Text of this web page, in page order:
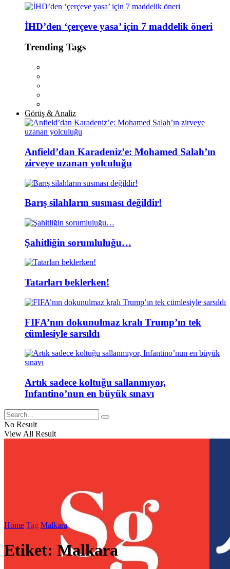
İHD’den ‘çerçeve yasa’ için 7 maddelik öneri
Trending Tags
Görüş & Analiz
Anfield’dan Karadeniz’e: Mohamed Salah’ın
zirveye uzanan yolculuğu
Barış silahların susması değildir!
Şahitliğin sorumluluğu…
Tatarları beklerken!
FIFA’nın dokunulmaz kralı Trump’ın tek
cümlesiyle sarsıldı
Artık sadece koltuğu sallanmıyor,
Infantino’nun en büyük sınavı
No Result
View All Result
Home Tag Malkara
Etiket: Malkara